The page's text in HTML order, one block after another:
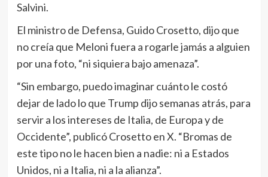
Salvini.
El ministro de Defensa, Guido Crosetto, dijo que
no creía que Meloni fuera a rogarle jamás a alguien
por una foto, “ni siquiera bajo amenaza”.
“Sin embargo, puedo imaginar cuánto le costó
dejar de lado lo que Trump dijo semanas atrás, para
servir a los intereses de Italia, de Europa y de
Occidente”, publicó Crosetto en X. “Bromas de
este tipo no le hacen bien a nadie: ni a Estados
Unidos, ni a Italia, ni a la alianza”.